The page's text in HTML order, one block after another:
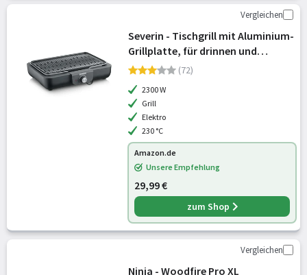
Vergleichen
Severin - Tischgrill mit Aluminium-
Grillplatte, für drinnen und
draußen, Alu-Druckgussplatte,
Start, einstellbar bis zu 230°C,
(72)
2300 W
Grill
Elektro
230 °C
Amazon.de
Unsere Empfehlung
29,99 €
zum Shop
Vergleichen
Ninja - Woodfire Pro XL